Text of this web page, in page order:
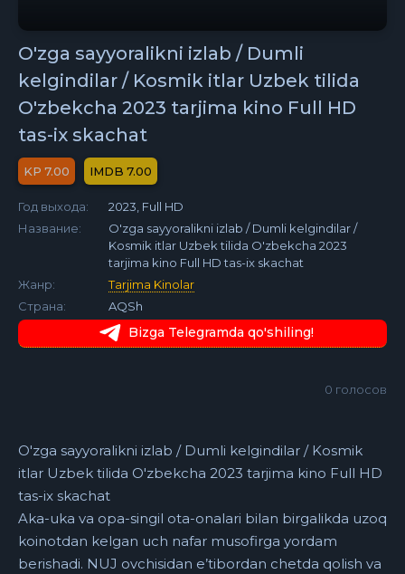
O'zga sayyoralikni izlab / Dumli
kelgindilar / Kosmik itlar Uzbek tilida
O'zbekcha 2023 tarjima kino Full HD
tas-ix skachat
7.00 7.00
Год выхода:
2023, Full HD
Название:
O'zga sayyoralikni izlab / Dumli kelgindilar /
Kosmik itlar Uzbek tilida O'zbekcha 2023
tarjima kino Full HD tas-ix skachat
Жанр:
Tarjima Kinolar
Страна:
AQSh
Bizga Telegramda qo'shiling!
0 голосов
O'zga sayyoralikni izlab / Dumli kelgindilar / Kosmik
itlar Uzbek tilida O'zbekcha 2023 tarjima kino Full HD
tas-ix skachat
Aka-uka va opa-singil ota-onalari bilan birgalikda uzoq
koinotdan kelgan uch nafar musofirga yordam
berishadi. NUJ ovchisidan e’tibordan chetda qolish va